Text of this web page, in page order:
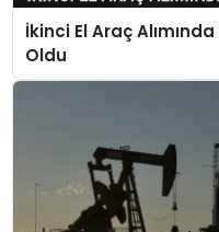
İkinci El Araç
Oldu